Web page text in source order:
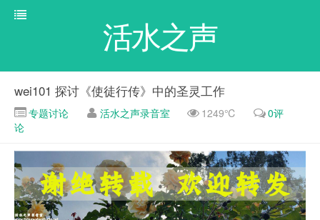
活水之声
wei101 探讨《使徒行传》中的圣灵工作
专题讨论 活水之声录音室 1249℃
0评
论